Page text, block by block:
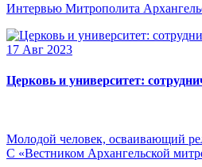
Интервью Митрополита
17 Авг 2023
Церковь и университет:
Молодой человек, осваивающий
С «Вестником Архангельской